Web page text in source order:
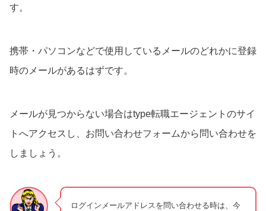
す。
携帯・パソコンなどで使用しているメールのどれかに登録
時のメールがあるはずです。
メールが見つからない場合はtype転職エージェントのサイ
トへアクセスし、お問い合わせフォームから問い合わせを
しましょう。
ログインメールアドレスを問い合わせる時は、今